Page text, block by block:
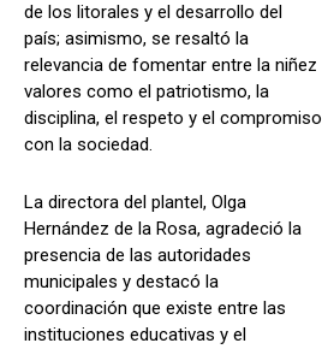
de los litorales y el desarrollo del
país; asimismo, se resaltó la
relevancia de fomentar entre la niñez
valores como el patriotismo, la
disciplina, el respeto y el compromiso
con la sociedad.
La directora del plantel, Olga
Hernández de la Rosa, agradeció la
presencia de las autoridades
municipales y destacó la
coordinación que existe entre las
instituciones educativas y el